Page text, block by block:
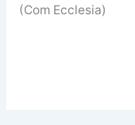
(Com Ecclesia)